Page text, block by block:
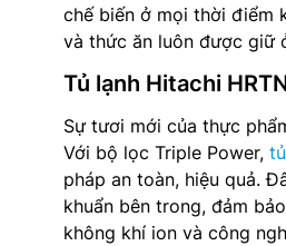
chế biến ở mọi thời điểm
và thức ăn luôn được giữ
Tủ lạnh Hitachi
Sự tươi mới của thực
Với bộ lọc Triple Power,
pháp an toàn, hiệu quả.
khuẩn bên trong, đảm
không khí ion và công